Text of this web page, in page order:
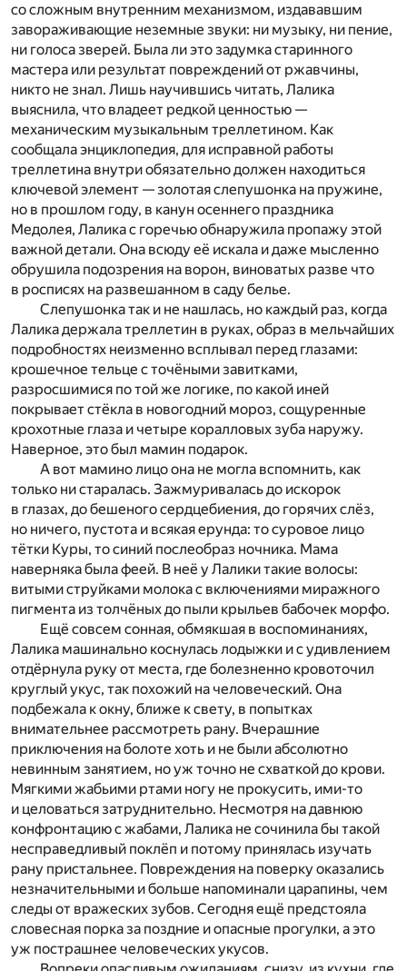
со сложным внутренним механизмом, издававшим
завораживающие неземные звуки: ни музыку, ни пение,
ни голоса зверей. Была ли это задумка старинного
мастера или результат повреждений от ржавчины,
никто не знал. Лишь научившись читать, Лалика
выяснила, что владеет редкой ценностью —
механическим музыкальным треллетином. Как
сообщала энциклопедия, для исправной работы
треллетина внутри обязательно должен находиться
ключевой элемент — золотая слепушонка на пружине,
но в прошлом году, в канун осеннего праздника
Медолея, Лалика с горечью обнаружила пропажу этой
важной детали. Она всюду её искала и даже мысленно
обрушила подозрения на ворон, виноватых разве что
в росписях на развешанном в саду белье.
Слепушонка так и не нашлась, но каждый раз, когда
Лалика держала треллетин в руках, образ в мельчайших
подробностях неизменно всплывал перед глазами:
крошечное тельце с точёными завитками,
разросшимися по той же логике, по какой иней
покрывает стёкла в новогодний мороз, сощуренные
крохотные глаза и четыре коралловых зуба наружу.
Наверное, это был мамин подарок.
А вот мамино лицо она не могла вспомнить, как
только ни старалась. Зажмуривалась до искорок
в глазах, до бешеного сердцебиения, до горячих слёз,
но ничего, пустота и всякая ерунда: то суровое лицо
тётки Куры, то синий послеобраз ночника. Мама
наверняка была феей. В неё у Лалики такие волосы:
витыми струйками молока с включениями миражного
пигмента из толчёных до пыли крыльев бабочек морфо.
Ещё совсем сонная, обмякшая в воспоминаниях,
Лалика машинально коснулась лодыжки и с удивлением
отдёрнула руку от места, где болезненно кровоточил
круглый укус, так похожий на человеческий. Она
подбежала к окну, ближе к свету, в попытках
внимательнее рассмотреть рану. Вчерашние
приключения на болоте хоть и не были абсолютно
невинным занятием, но уж точно не схваткой до крови.
Мягкими жабьими ртами ногу не прокусить, ими-то
и целоваться затруднительно. Несмотря на давнюю
конфронтацию с жабами, Лалика не сочинила бы такой
несправедливый поклёп и потому принялась изучать
рану пристальнее. Повреждения на поверку оказались
незначительными и больше напоминали царапины, чем
следы от вражеских зубов. Сегодня ещё предстояла
словесная порка за поздние и опасные прогулки, а это
уж пострашнее человеческих укусов.